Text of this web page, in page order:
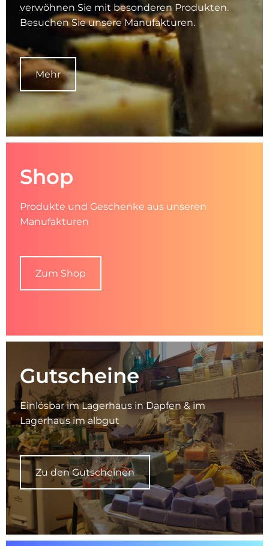
verwöhnen Sie mit besonderen Produkten.
Besuchen Sie unsere Manufakturen.
Mehr
Shop
Produkte und Geschenke aus unseren
Manufakturen
Zum Shop
Gutscheine
Einlösbar im Lagerhaus in Dapfen & im
Lagerhaus im albgut
Zu den Gutscheinen